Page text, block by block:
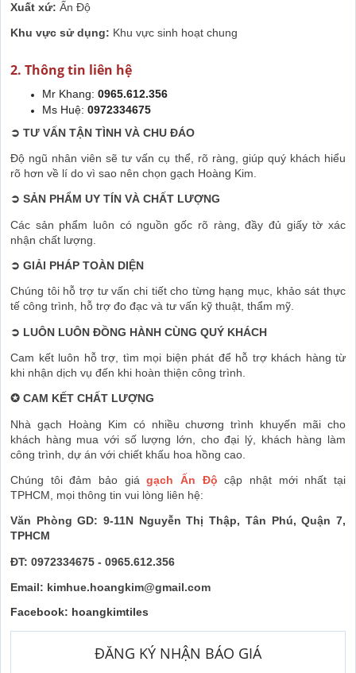
Xuất xứ: Ấn Độ
Khu vực sử dụng: Khu vực sinh hoạt chung
2. Thông tin liên hệ
Mr Khang: 0965.612.356
Ms Huệ: 0972334675
➲ TƯ VẤN TẬN TÌNH VÀ CHU ĐÁO
Độ ngũ nhân viên sẽ tư vấn cụ thể, rõ ràng, giúp quý khách hiểu
rõ hơn về lí do vì sao nên chọn gạch Hoàng Kim.
➲ SẢN PHẨM UY TÍN VÀ CHẤT LƯỢNG
Các sản phẩm luôn có nguồn gốc rõ ràng, đầy đủ giấy tờ xác
nhận chất lượng.
➲ GIẢI PHÁP TOÀN DIỆN
Chúng tôi hỗ trợ tư vấn chi tiết cho từng hạng mục, khảo sát thực
tế công trình, hỗ trợ đo đạc và tư vấn kỹ thuật, thẩm mỹ.
➲ LUÔN LUÔN ĐỒNG HÀNH CÙNG QUÝ KHÁCH
Cam kết luôn hỗ trợ, tìm mọi biện phát để hỗ trợ khách hàng từ
khi nhận dịch vụ đến khi hoàn thiện công trình.
✪ CAM KẾT CHẤT LƯỢNG
Nhà gạch Hoàng Kim có nhiều chương trình khuyến mãi cho
khách hàng mua với số lượng lớn, cho đại lý, khách hàng làm
công trình, dự án với chiết khấu hoa hồng cao.
Chúng tôi đảm bảo giágạch Ấn Độ cập nhật mới nhất tại
TPHCM, mọi thông tin vui lòng liên hệ:
Văn Phòng GD: 9-11N Nguyễn Thị Thập, Tân Phú, Quận 7,
TPHCM
ĐT: 0972334675 - 0965.612.356
Email: kimhue.hoangkim@gmail.com
Facebook: hoangkimtiles
ĐĂNG KÝ NHẬN BÁO GIÁ